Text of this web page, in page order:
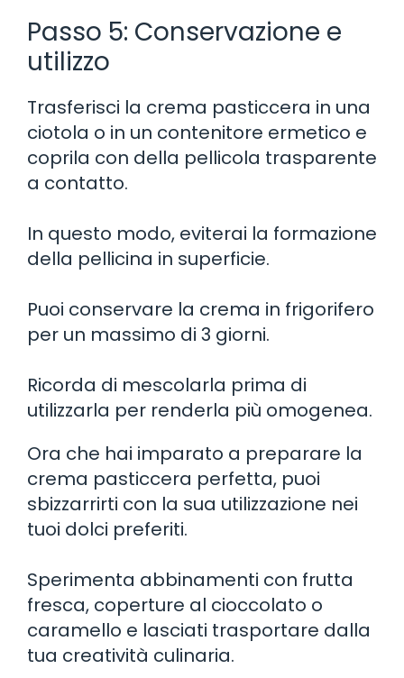
Passo 5: Conservazione e
utilizzo
Trasferisci la crema pasticcera in una
ciotola o in un contenitore ermetico e
coprila con della pellicola trasparente
a contatto.
In questo modo, eviterai la formazione
della pellicina in superficie.
Puoi conservare la crema in frigorifero
per un massimo di 3 giorni.
Ricorda di mescolarla prima di
utilizzarla per renderla più omogenea.
Ora che hai imparato a preparare la
crema pasticcera perfetta, puoi
sbizzarrirti con la sua utilizzazione nei
tuoi dolci preferiti.
Sperimenta abbinamenti con frutta
fresca, coperture al cioccolato o
caramello e lasciati trasportare dalla
tua creatività culinaria.